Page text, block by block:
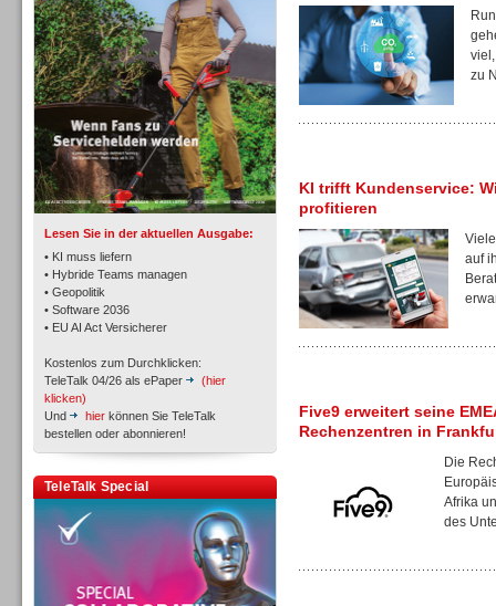
Lesen Sie in der aktuellen Ausgabe:
• KI muss liefern
• Hybride Teams managen
• Geopolitik
• Software 2036
• EU AI Act Versicherer
Kostenlos zum Durchklicken:
TeleTalk 04/26 als ePaper
(hier
klicken)
Und
hier können Sie TeleTalk
bestellen oder abonnieren!
TeleTalk Special
TK- und ACD-Systeme
Workforce-Management
zu
KI trifft Kundenservice:
profitieren
auf
Five9 erweitert seine
Rechenzentren in
Die
Afrika
des